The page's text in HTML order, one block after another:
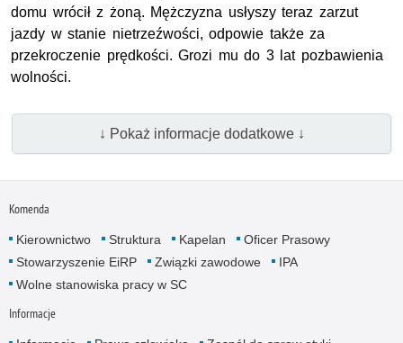
domu wrócił z żoną. Mężczyzna usłyszy teraz zarzut
jazdy w stanie nietrzeźwości, odpowie także za
przekroczenie prędkości. Grozi mu do 3 lat pozbawienia
wolności.
↓ Pokaż informacje dodatkowe ↓
Komenda
Kierownictwo Struktura Kapelan
Oficer Prasowy
Stowarzyszenie EiRP
Związki zawodowe
IPA
Wolne stanowiska pracy w SC
Informacje